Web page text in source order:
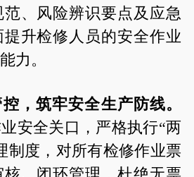
、风险辨识要点及应急
升检修人员的安全作业
力。
，筑牢安全生产防线。
安全关口，严格执行“两
制度，对所有检修作业票